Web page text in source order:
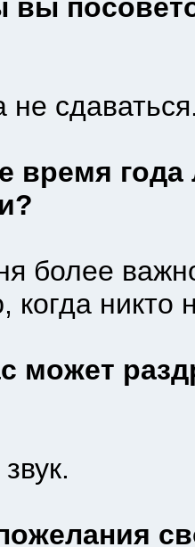
вы
время
важно
когда никто
может